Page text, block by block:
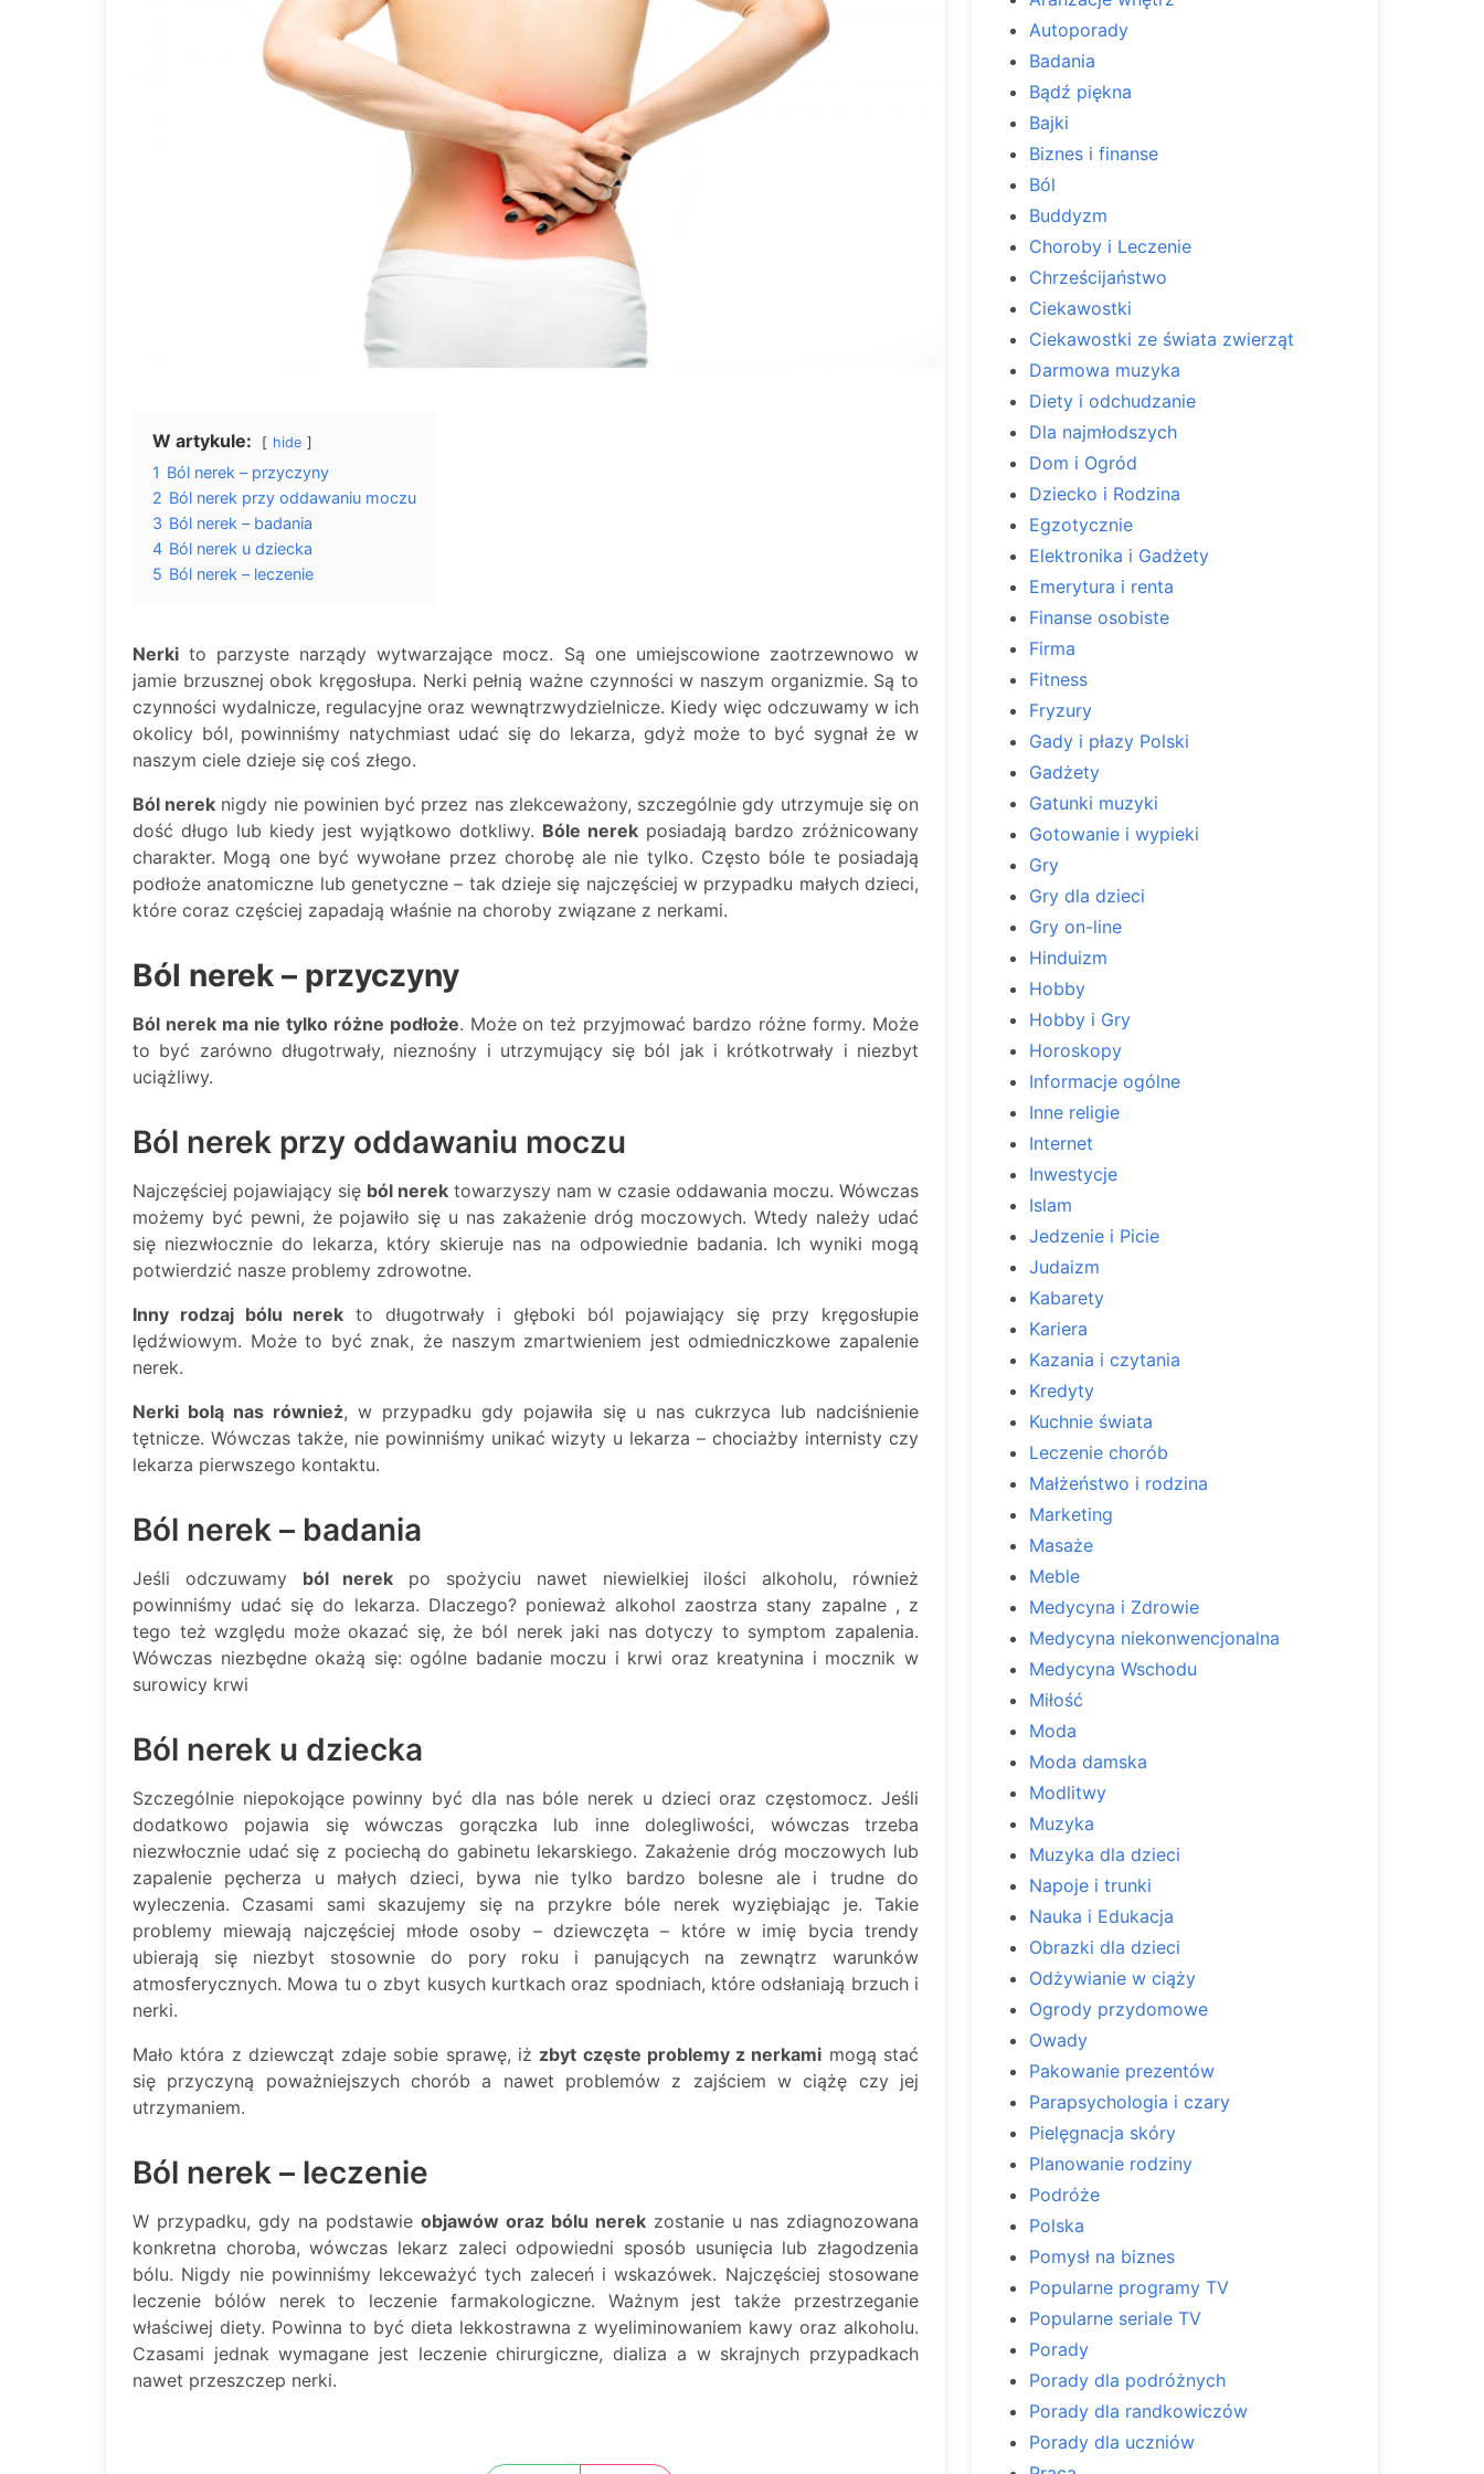
W artykule: hide
1 Ból nerek – przyczyny
2 Ból nerek przy oddawaniu moczu
3 Ból nerek – badania
4 Ból nerek u dziecka
5 Ból nerek – leczenie
Nerki to parzyste narządy wytwarzające mocz. Są one umiejscowione zaotrzewnowo w
jamie brzusznej obok kręgosłupa. Nerki pełnią ważne czynności w naszym organizmie. Są to
czynności wydalnicze, regulacyjne oraz wewnątrzwydzielnicze. Kiedy więc odczuwamy w ich
okolicy ból, powinniśmy natychmiast udać się do lekarza, gdyż może to być sygnał że w
naszym ciele dzieje się coś złego.
Ból nerek nigdy nie powinien być przez nas zlekceważony, szczególnie gdy utrzymuje się on
dość długo lub kiedy jest wyjątkowo dotkliwy. Bóle nerek posiadają bardzo zróżnicowany
charakter. Mogą one być wywołane przez chorobę ale nie tylko. Często bóle te posiadają
podłoże anatomiczne lub genetyczne – tak dzieje się najczęściej w przypadku małych dzieci,
które coraz częściej zapadają właśnie na choroby związane z nerkami.
Ból nerek – przyczyny
Ból nerek ma nie tylko różne podłoże. Może on też przyjmować bardzo różne formy. Może
to być zarówno długotrwały, nieznośny i utrzymujący się ból jak i krótkotrwały i niezbyt
uciążliwy.
Ból nerek przy oddawaniu moczu
Najczęściej pojawiający się ból nerek towarzyszy nam w czasie oddawania moczu. Wówczas
możemy być pewni, że pojawiło się u nas zakażenie dróg moczowych. Wtedy należy udać
się niezwłocznie do lekarza, który skieruje nas na odpowiednie badania. Ich wyniki mogą
potwierdzić nasze problemy zdrowotne.
Inny rodzaj bólu nerek to długotrwały i głęboki ból pojawiający się przy kręgosłupie
lędźwiowym. Może to być znak, że naszym zmartwieniem jest odmiedniczkowe zapalenie
nerek.
Nerki bolą nas również, w przypadku gdy pojawiła się u nas cukrzyca lub nadciśnienie
tętnicze. Wówczas także, nie powinniśmy unikać wizyty u lekarza – chociażby internisty czy
lekarza pierwszego kontaktu.
Ból nerek – badania
Jeśli odczuwamy ból nerek po spożyciu nawet niewielkiej ilości alkoholu, również
powinniśmy udać się do lekarza. Dlaczego? ponieważ alkohol zaostrza stany zapalne , z
tego też względu może okazać się, że ból nerek jaki nas dotyczy to symptom zapalenia.
Wówczas niezbędne okażą się: ogólne badanie moczu i krwi oraz kreatynina i mocznik w
surowicy krwi
Ból nerek u dziecka
Szczególnie niepokojące powinny być dla nas bóle nerek u dzieci oraz częstomocz. Jeśli
dodatkowo pojawia się wówczas gorączka lub inne dolegliwości, wówczas trzeba
niezwłocznie udać się z pociechą do gabinetu lekarskiego. Zakażenie dróg moczowych lub
zapalenie pęcherza u małych dzieci, bywa nie tylko bardzo bolesne ale i trudne do
wyleczenia. Czasami sami skazujemy się na przykre bóle nerek wyziębiając je. Takie
problemy miewają najczęściej młode osoby – dziewczęta – które w imię bycia trendy
ubierają się niezbyt stosownie do pory roku i panujących na zewnątrz warunków
atmosferycznych. Mowa tu o zbyt kusych kurtkach oraz spodniach, które odsłaniają brzuch i
nerki.
Mało która z dziewcząt zdaje sobie sprawę, iż zbyt częste problemy z nerkami mogą stać
się przyczyną poważniejszych chorób a nawet problemów z zajściem w ciążę czy jej
utrzymaniem.
Ból nerek – leczenie
W przypadku, gdy na podstawie objawów oraz bólu nerek zostanie u nas zdiagnozowana
konkretna choroba, wówczas lekarz zaleci odpowiedni sposób usunięcia lub złagodzenia
bólu. Nigdy nie powinniśmy lekceważyć tych zaleceń i wskazówek. Najczęściej stosowane
leczenie bólów nerek to leczenie farmakologiczne. Ważnym jest także przestrzeganie
właściwej diety. Powinna to być dieta lekkostrawna z wyeliminowaniem kawy oraz alkoholu.
Czasami jednak wymagane jest leczenie chirurgiczne, dializa a w skrajnych przypadkach
nawet przeszczep nerki.
Autoporady
Badania
Bądź piękna
Bajki
Biznes i finanse
Ból
Buddyzm
Choroby i Leczenie
Chrześcijaństwo
Ciekawostki
Ciekawostki ze świata zwierząt
Darmowa muzyka
Diety i odchudzanie
Dla najmłodszych
Dom i Ogród
Dziecko i Rodzina
Egzotycznie
Elektronika i Gadżety
Emerytura i renta
Finanse osobiste
Firma
Fitness
Fryzury
Gady i płazy Polski
Gadżety
Gatunki muzyki
Gotowanie i wypieki
Gry
Gry dla dzieci
Gry on-line
Hinduizm
Hobby
Hobby i Gry
Horoskopy
Informacje ogólne
Inne religie
Internet
Inwestycje
Islam
Jedzenie i Picie
Judaizm
Kabarety
Kariera
Kazania i czytania
Kredyty
Kuchnie świata
Leczenie chorób
Małżeństwo i rodzina
Marketing
Masaże
Meble
Medycyna i Zdrowie
Medycyna niekonwencjonalna
Medycyna Wschodu
Miłość
Moda
Moda damska
Modlitwy
Muzyka
Muzyka dla dzieci
Napoje i trunki
Nauka i Edukacja
Obrazki dla dzieci
Odżywianie w ciąży
Ogrody przydomowe
Owady
Pakowanie prezentów
Parapsychologia i czary
Pielęgnacja skóry
Planowanie rodziny
Podróże
Polska
Pomysł na biznes
Popularne programy TV
Popularne seriale TV
Porady
Porady dla podróżnych
Porady dla randkowiczów
Porady dla uczniów